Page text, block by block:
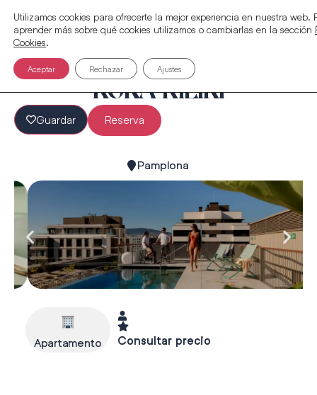
KORA KILIKI
Guardar Reserva
Pamplona
Apartamento Consultar precio
Utilizamos cookies para ofrecerte la mejor experiencia en nuestra web.
aprender más sobre qué cookies utilizamos o cambiarlas en la sección
Cookies.
Aceptar Rechazar Ajustes